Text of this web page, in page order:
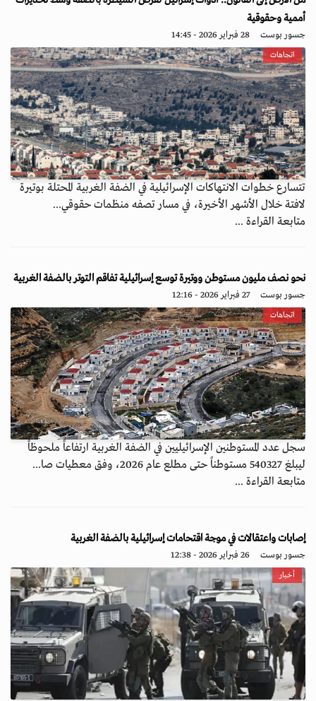
أممية وحقوقية
جسور بوست 28 فبراير 2026 - 14:45
اتجاهات
تتسارع خطوات الانتهاكات الإسرائيلية في الضفة الغربية المحتلة بوتيرة
لافتة خلال الأشهر الأخيرة، في مسار تصفه منظمات حقوقي...
متابعة القراءة ...
نحو نصف مليون مستوطن ووتيرة توسع إسرائيلية تفاقم التوتر بالضفة الغربية
جسور بوست 27 فبراير 2026 - 12:16
اتجاهات
سجل عدد المستوطنين الإسرائيليين في الضفة الغربية ارتفاعاً ملحوظاً
ليبلغ 540327 مستوطناً حتى مطلع عام 2026، وفق معطيات صا...
متابعة القراءة ...
إصابات واعتقالات في موجة اقتحامات إسرائيلية بالضفة الغربية
جسور بوست 26 فبراير 2026 - 12:38
أخبار